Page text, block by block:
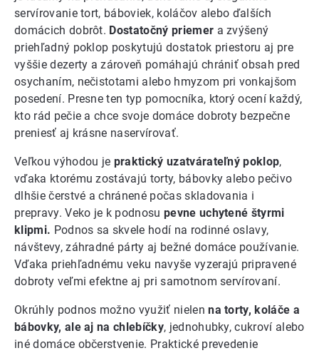
servírovanie tort, báboviek, koláčov alebo ďalších
domácich dobrôt. Dostatočný priemer a zvýšený
priehľadný poklop poskytujú dostatok priestoru aj pre
vyššie dezerty a zároveň pomáhajú chrániť obsah pred
osychaním, nečistotami alebo hmyzom pri vonkajšom
posedení. Presne ten typ pomocníka, ktorý ocení každý,
kto rád pečie a chce svoje domáce dobroty bezpečne
preniesť aj krásne naservírovať.
Veľkou výhodou je praktický uzatvárateľný poklop,
vďaka ktorému zostávajú torty, bábovky alebo pečivo
dlhšie čerstvé a chránené počas skladovania i
prepravy. Veko je k podnosu pevne uchytené štyrmi
klipmi. Podnos sa skvele hodí na rodinné oslavy,
návštevy, záhradné párty aj bežné domáce používanie.
Vďaka priehľadnému veku navyše vyzerajú pripravené
dobroty veľmi efektne aj pri samotnom servírovaní.
Okrúhly podnos možno využiť nielen na torty, koláče a
bábovky, ale aj na chlebíčky, jednohubky, cukroví alebo
iné domáce občerstvenie. Praktické prevedenie